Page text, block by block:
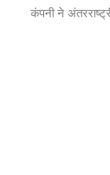
कंपनी ने